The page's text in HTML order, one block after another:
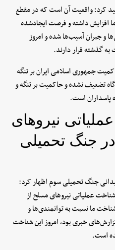
کرد: واقعیت‌ آن است که در مقطع
افزایش داشته و فرصت ایجادشده
و جبران آسیب‌ها شده و امروز
گذشته قرار دارند.
جمهوری اسلامی ایران بر تنگه
تضعیف نشده و حاکمیت بر تنگه و
پاسداران است.
نیروهای
جنگ تحمیلی
جنگ تحمیلی سوم اظهار کرد:
شناخت عملیاتی نیروهای مسلح از
ما نسبت به توانمندی‌ها و
خبری بود، امروز این شناخت
است.